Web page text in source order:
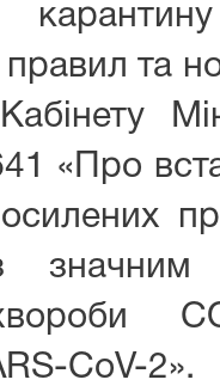
правил та
«Про
значним
CoV-2».